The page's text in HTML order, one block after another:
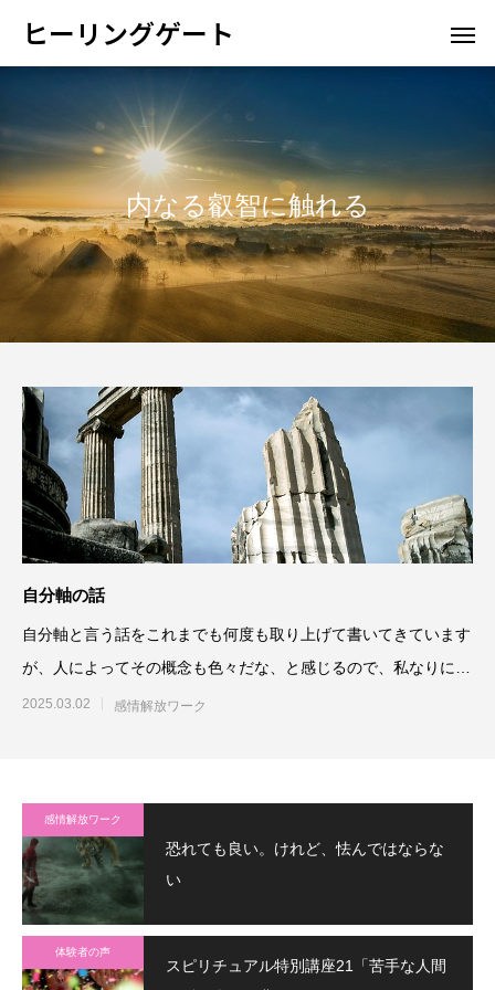
ヒーリングゲート
内なる叡智に触れる
自分軸の話
自分軸と言う話をこれまでも何度も取り上げて書いてきています
が、人によってその概念も色々だな、と感じるので、私なりに思
うところ、書いて
2025.03.02 感情解放ワーク
感情解放ワーク
恐れても良い。けれど、怯んではならな
い
体験者の声
スピリチュアル特別講座21「苦手な人間